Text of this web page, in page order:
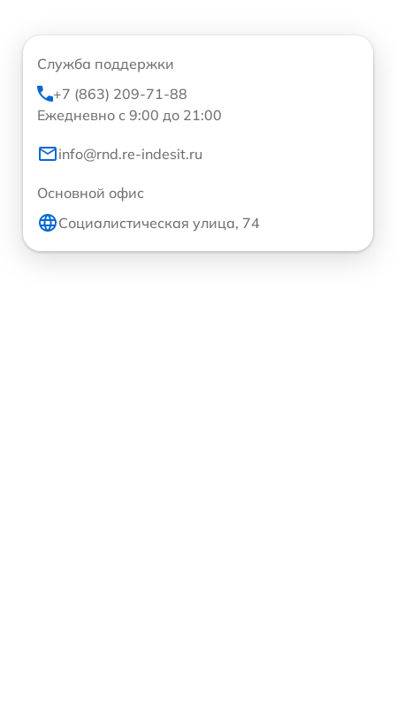
Служба поддержки
+7 (863) 209-71-88
Ежедневно с 9:00 до 21:00
info@rnd.re-indesit.ru
Основной офис
Социалистическая улица, 74